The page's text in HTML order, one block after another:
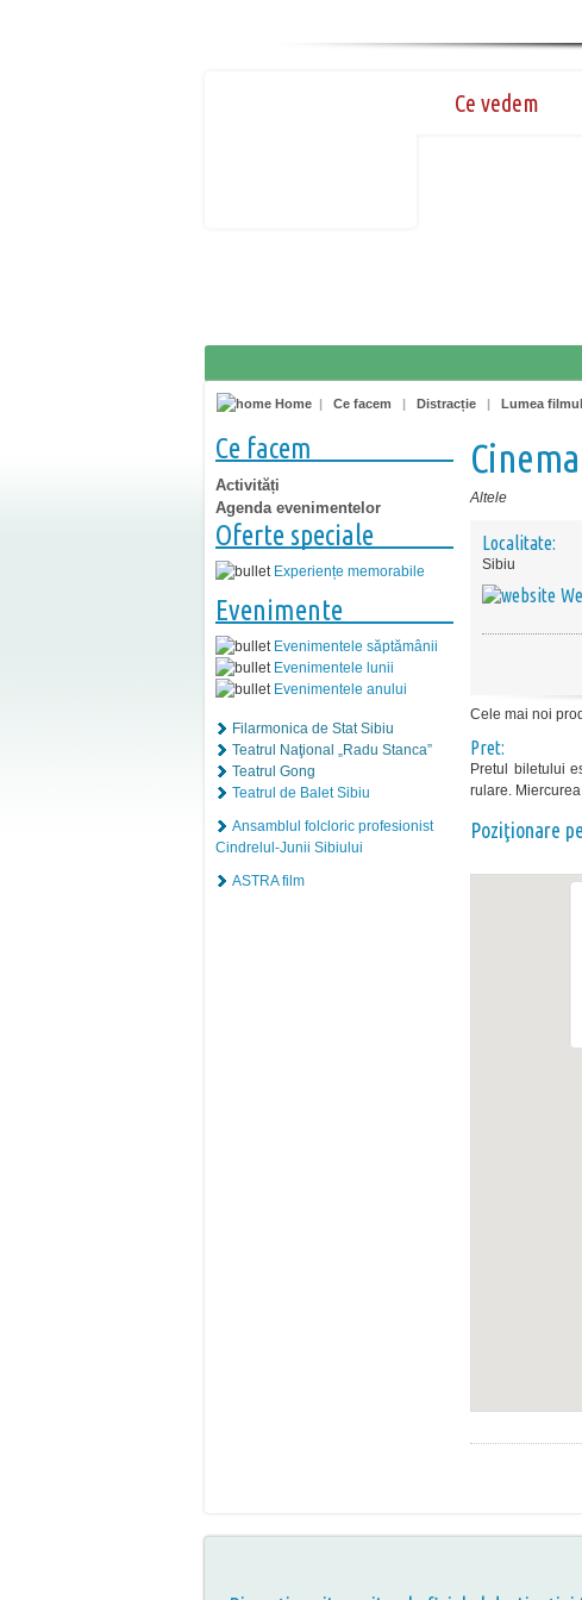
Ce vedem
Home | Ce facem | Distracție | Lumea
Ce facem
Activități
Agenda evenimentelor
Oferte speciale
Experiențe memorabile
Evenimente
Evenimentele săptămânii
Evenimentele lunii
Evenimentele anului
Filarmonica de Stat Sibiu
Teatrul Naţional „Radu Stanca”
Teatrul Gong
Teatrul de Balet Sibiu
Ansamblul folcloric profesionist
Cindrelul-Junii Sibiului
ASTRA film
Altele
Localitate:
Sibiu
Cele mai noi
Pret:
Pretul biletului
rulare.
Poziţionare